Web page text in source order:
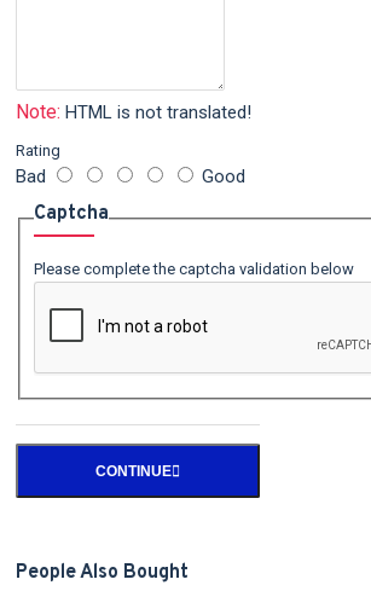
Note: HTML is not translated!
Rating
Bad Good
Captcha
Please complete the captcha validation below
CONTINUE
People Also Bought